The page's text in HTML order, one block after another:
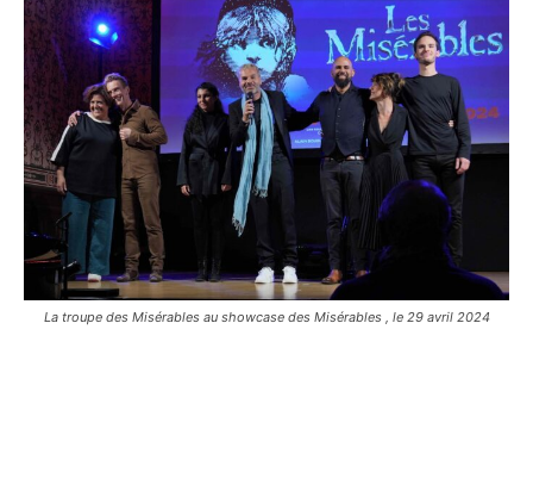
La troupe des Misérables au showcase des Misérables , le 29 avril 2024